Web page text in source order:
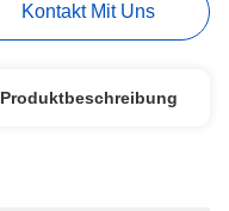
Kontakt Mit Uns
Produktbeschreibung